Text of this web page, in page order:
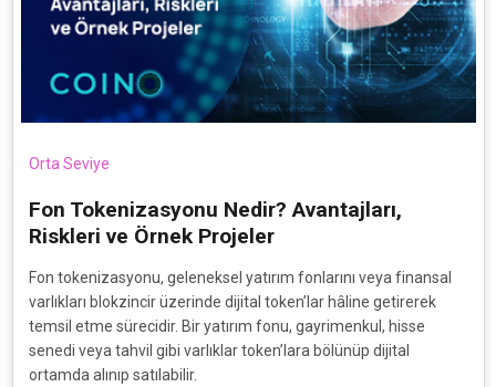
Orta Seviye
Fon Tokenizasyonu Nedir? Avantajları,
Riskleri ve Örnek Projeler
Fon tokenizasyonu, geleneksel yatırım fonlarını veya finansal
varlıkları blokzincir üzerinde dijital token’lar hâline getirerek
temsil etme sürecidir. Bir yatırım fonu, gayrimenkul, hisse
senedi veya tahvil gibi varlıklar token’lara bölünüp dijital
ortamda alınıp satılabilir.